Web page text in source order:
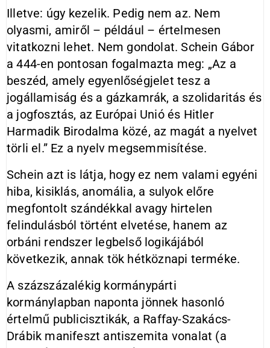
Illetve: úgy kezelik. Pedig nem az. Nem
olyasmi, amiről – például – értelmesen
vitatkozni lehet. Nem gondolat. Schein Gábor
a 444-en pontosan fogalmazta meg: „Az a
beszéd, amely egyenlőségjelet tesz a
jogállamiság és a gázkamrák, a szolidaritás és
a jogfosztás, az Európai Unió és Hitler
Harmadik Birodalma közé, az magát a nyelvet
törli el.” Ez a nyelv megsemmisítése.
Schein azt is látja, hogy ez nem valami egyéni
hiba, kisiklás, anomália, a sulyok előre
megfontolt szándékkal avagy hirtelen
felindulásból történt elvetése, hanem az
orbáni rendszer legbelső logikájából
következik, annak tök hétköznapi terméke.
A százszázalékig kormánypárti
kormánylapban naponta jönnek hasonló
értelmű publicisztikák, a Raffay-Szakács-
Drábik manifeszt antiszemita vonalat (a